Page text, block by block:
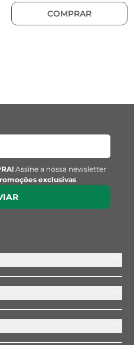
COMPRAR
Assine a nossa newsletter
exclusivas